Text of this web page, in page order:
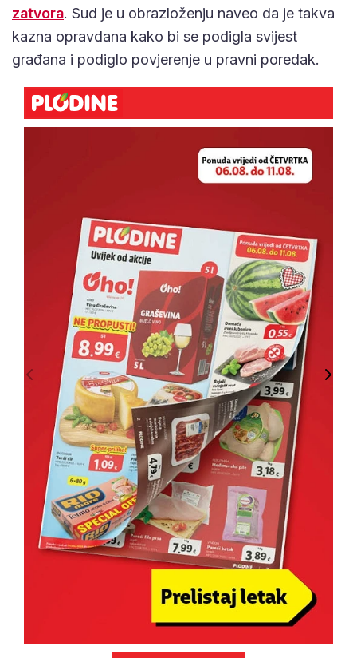
zatvora. Sud je u obrazloženju naveo da je takva
kazna opravdana kako bi se podigla svijest
građana i podiglo povjerenje u pravni poredak.